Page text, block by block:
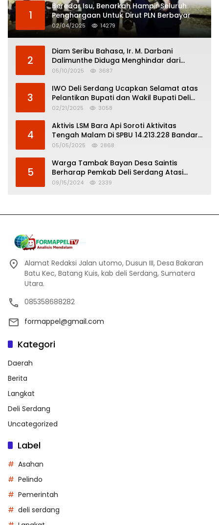
1
Beredar Isu, Benarkah Hampir Seluruh
Penghargaan Untuk Dirut PLN Berbayar
02/04/2025 14279
2
Diam Seribu Bahasa, Ir. M. Darbani
Dalimunthe Diduga Menghindar dari
Pertanggungjawaban Politik
05/10/2025 3687
3
IWO Deli Serdang Ucapkan Selamat atas
Pelantikan Bupati dan Wakil Bupati Deli
Serdang
02/21/2025 3058
4
Aktivis LSM Bara Api Soroti Aktivitas
Tengah Malam Di SPBU 14.213.228 Bandar
Tinggi
05/05/2025 2868
5
Warga Tambak Bayan Desa Saintis
Berharap Pemkab Deli Serdang Atasi
Banjir
09/15/2024 2339
Alamat Redaksi Jalan utomo, Dusun III, Desa Bakaran
Batu Kec, Batang Kuis, kab deli Serdang, Sumatera
Utara.
085358688282
formappel@gmail.com
Kategori
Daerah
Berita
Langkat
Deli Serdang
Uncategorized
Label
Asahan
Pelindo
Pemerintah
deli serdang